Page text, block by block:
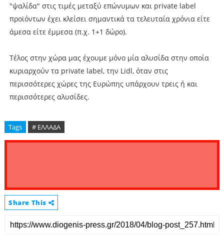
"ψαλίδα" στις τιμές μεταξύ επώνυμων και private label
προϊόντων έχει κλείσει σημαντικά τα τελευταία χρόνια είτε
άμεσα είτε έμμεσα (π.χ. 1+1 δώρο).
Τέλος στην χώρα μας έχουμε μόνο μία αλυσίδα στην οποία
κυριαρχούν τα private label, την Lidl, όταν στις
περισσότερες χώρες της Ευρώπης υπάρχουν τρεις ή και
περισσότερες αλυσίδες.
Tags # ΕΛΛΑΔΑ
Share This